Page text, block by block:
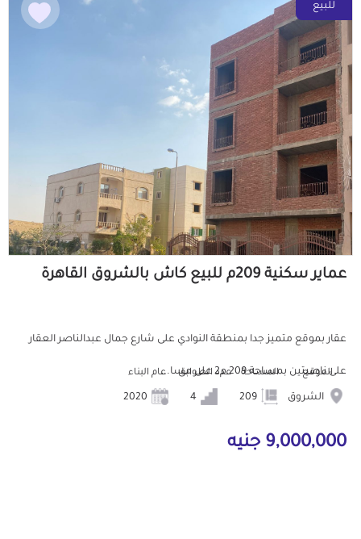
للبيع
عماير سكنية 209م للبيع كاش بالشروق القاهرة
عقار بموقع متميز جدا بمنطقة النوادي على شارع جمال عبدالناصر العقار
على ناصيتين بمساحة 209 م2 على مسا...
الموقع
الشروق
المساحة عدد الطوابق عام البناء
9,000,000 جنيه